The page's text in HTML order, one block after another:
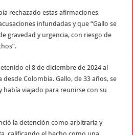
rechazado estas afirmaciones,
infundadas y que “Gallo se
gravedad y urgencia, con riesgo de
el 8 de diciembre de 2024 al
desde Colombia. Gallo, de 33 años, se
había viajado para reunirse con su
la detención como arbitraria y